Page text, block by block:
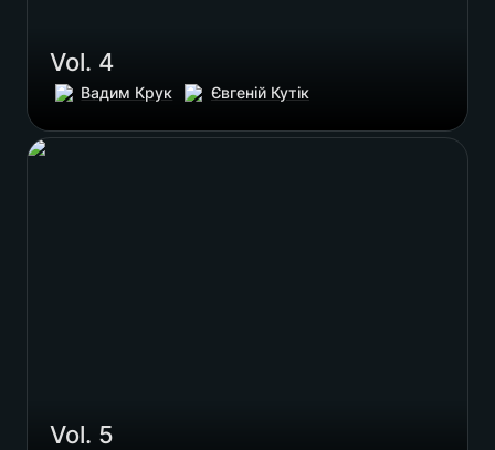
Vol. 4
Вадим Крук Євгеній Кутік
Vol. 5
Vol. 5